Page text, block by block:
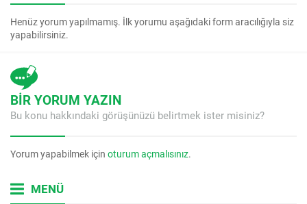
Henüz yorum yapılmamış. İlk yorumu aşağıdaki form aracılığıyla siz
yapabilirsiniz.
BİR YORUM YAZIN
Bu konu hakkındaki görüşünüzü belirtmek ister misiniz?
Yorum yapabilmek için oturum açmalısınız.
MENÜ